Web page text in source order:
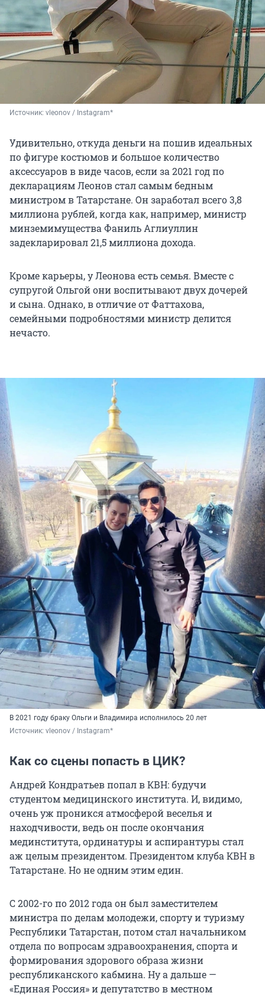
Источник: vleonov / Instagram*
Удивительно, откуда деньги на пошив идеальных
по фигуре костюмов и большое количество
аксессуаров в виде часов, если за 2021 год по
декларациям Леонов стал самым бедным
министром в Татарстане. Он заработал всего 3,8
миллиона рублей, когда как, например, министр
минземимущества Фаниль Аглиуллин
задекларировал 21,5 миллиона дохода.
Кроме карьеры, у Леонова есть семья. Вместе с
супругой Ольгой они воспитывают двух дочерей
и сына. Однако, в отличие от Фаттахова,
семейными подробностями министр делится
нечасто.
В 2021 году браку Ольги и Владимира исполнилось 20 лет
Источник: vleonov / Instagram*
Как со сцены попасть в ЦИК?
Андрей Кондратьев попал в КВН: будучи
студентом медицинского института. И, видимо,
очень уж проникся атмосферой веселья и
находчивости, ведь он после окончания
мединститута, ординатуры и аспирантуры стал
аж целым президентом. Президентом клуба КВН в
Татарстане. Но не одним этим един.
С 2002-го по 2012 года он был заместителем
министра по делам молодежи, спорту и туризму
Республики Татарстан, потом стал начальником
отдела по вопросам здравоохранения, спорта и
формирования здорового образа жизни
республиканского кабмина. Ну а дальше —
«Единая Россия» и депутатство в местном